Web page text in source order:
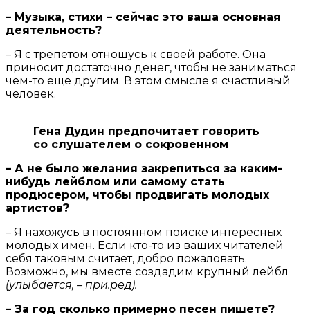
– Музыка, стихи – сейчас это ваша основная
деятельность?
– Я с трепетом отношусь к своей работе. Она
приносит достаточно денег, чтобы не заниматься
чем-то еще другим. В этом смысле я счастливый
человек.
Гена Дудин предпочитает говорить
со слушателем о сокровенном
– А не было желания закрепиться за каким-
нибудь лейблом или самому стать
продюсером, чтобы продвигать молодых
артистов?
– Я нахожусь в постоянном поиске интересных
молодых имен. Если кто-то из ваших читателей
себя таковым считает, добро пожаловать.
Возможно, мы вместе создадим крупный лейбл
(улыбается, – при.ред).
– За год сколько примерно песен пишете?